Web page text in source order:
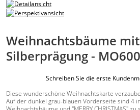
Weihnachtsbäume mit
Silberprägung -
Schreiben Sie die erste
Diese wunderschöne Weihnachtskarte
Auf der dunkel grau-blauen Vorderseite sind 4